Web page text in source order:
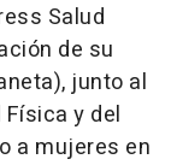
Salud
de su
junto al
y del
a mujeres en